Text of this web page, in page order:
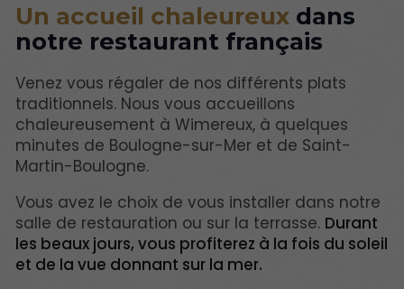
Un accueil chaleureux dans
notre restaurant français
Venez vous régaler de nos différents plats
traditionnels. Nous vous accueillons
chaleureusement à Wimereux, à quelques
minutes de Boulogne-sur-Mer et de Saint-
Martin-Boulogne.
Vous avez le choix de vous installer dans notre
salle de restauration ou sur la terrasse. Durant
les beaux jours, vous profiterez à la fois du soleil
et de la vue donnant sur la mer.